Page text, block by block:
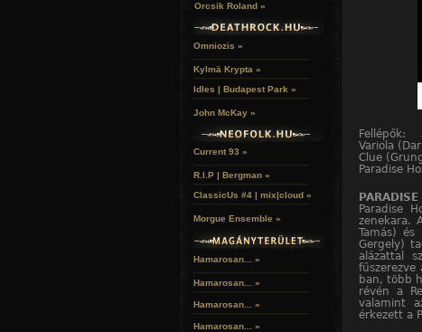
Fellépők:
Variola
Clue
Paradise
Paradise
zenekara.
Tamás) és
Gergely)
alázattal
ban, több
révén a
valamint
érkezett a
Orcsik Roland »
Omniozis »
Kylmä Krypta »
Idles | Budapest Park »
John McKay »
Current 93 »
R.I.P | Bergman »
ClassicUs #4 | mix|cloud »
Morgue Ensemble »
Hamarosan... »
Hamarosan... »
Hamarosan... »
Hamarosan... »